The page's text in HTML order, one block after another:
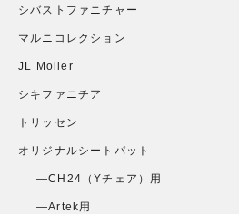
シバストファニチャー
マルニコレクション
JL Moller
シキファニチア
トリッセン
オリジナルシートパット
CH24（Yチェア）用
Artek用